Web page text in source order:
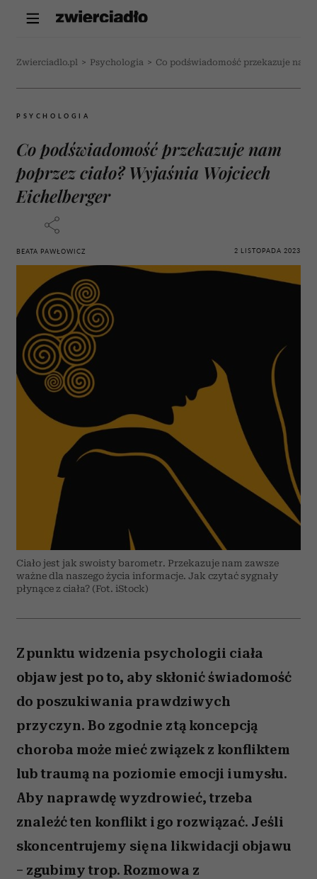
Zwierciadlo.pl > Psychologia > Co podświadomość przekazuje nam
PSYCHOLOGIA
Co podświadomość przekazuje nam
poprzez ciało? Wyjaśnia Wojciech
Eichelberger
BEATA PAWŁOWICZ 2 LISTOPADA 2023
Ciało jest jak swoisty barometr. Przekazuje nam zawsze
ważne dla naszego życia informacje. Jak czytać sygnały
płynące z ciała? (Fot. iStock)
Z punktu widzenia psychologii ciała
objaw jest po to, aby skłonić świadomość
do poszukiwania prawdziwych
przyczyn. Bo zgodnie z tą koncepcją
choroba może mieć związek z konfliktem
lub traumą na poziomie emocji i umysłu.
Aby naprawdę wyzdrowieć, trzeba
znaleźć ten konflikt i go rozwiązać. Jeśli
skoncentrujemy się na likwidacji objawu
– zgubimy trop. Rozmowa z